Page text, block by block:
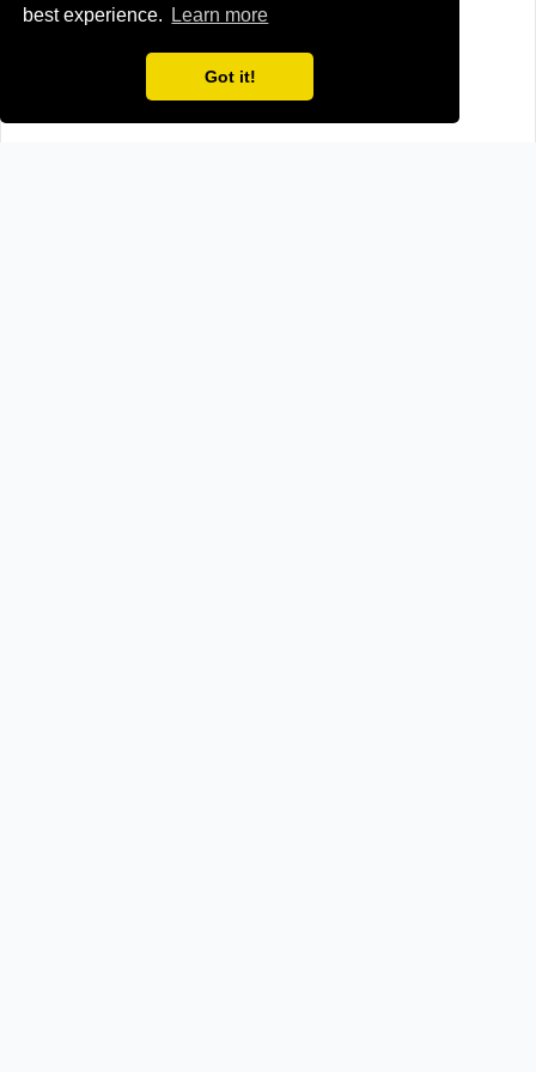
best experience.
Learn more
Got it!